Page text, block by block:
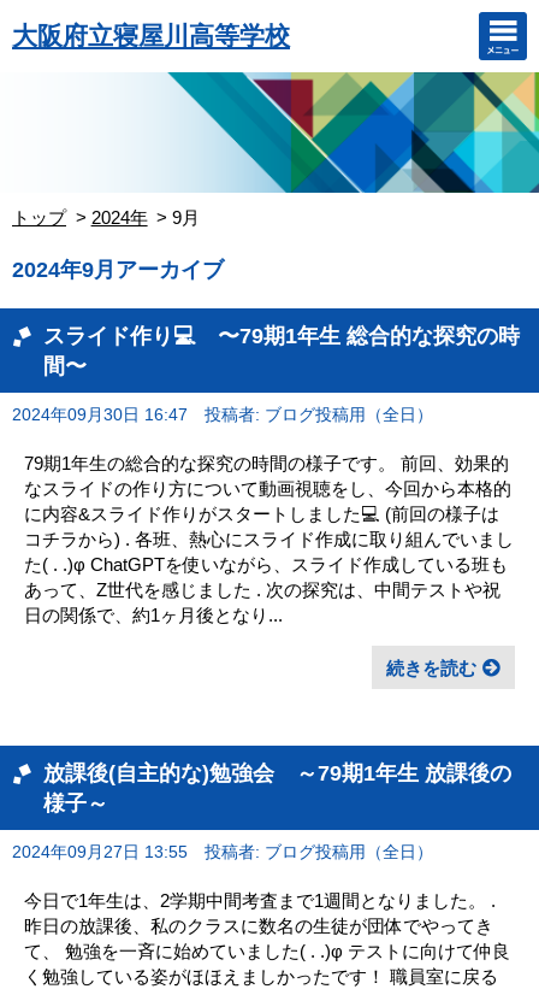
大阪府立寝屋川高等学校
トップ 2024年 9月
2024年9月アーカイブ
スライド作り💻 〜79期1年生 総合的な探究の時
間〜
2024年09月30日 16:47 投稿者: ブログ投稿用（全日）
79期1年生の総合的な探究の時間の様子です。 前回、効果的
なスライドの作り方について動画視聴をし、今回から本格的
に内容&スライド作りがスタートしました💻 (前回の様子は
コチラから) . 各班、熱心にスライド作成に取り組んでいまし
た( . .)φ ChatGPTを使いながら、スライド作成している班も
あって、Z世代を感じました . 次の探究は、中間テストや祝
日の関係で、約1ヶ月後となり...
続きを読む
放課後(自主的な)勉強会 ～79期1年生 放課後の
様子～
2024年09月27日 13:55 投稿者: ブログ投稿用（全日）
今日で1年生は、2学期中間考査まで1週間となりました。 .
昨日の放課後、私のクラスに数名の生徒が団体でやってき
て、 勉強を一斉に始めていました( . .)φ テストに向けて仲良
く勉強している姿がほほえましかったです！ 職員室に戻る